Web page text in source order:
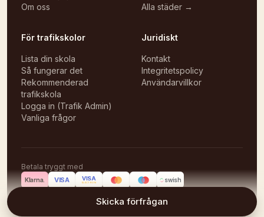
Skicka förfrågan
Om oss
Alla städer →
För trafikskolor
Lista din skola
Så fungerar det
Rekommenderad
trafikskola
Logga in (Trafik Admin)
Vanliga frågor
Juridiskt
Kontakt
Integritetspolicy
Användarvillkor
Betala tryggt med
Klarna. VISA VISA
ELECTRON swish